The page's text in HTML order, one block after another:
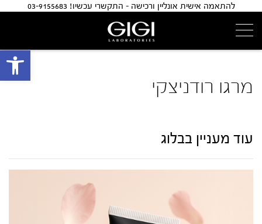
להתאמה אישית אונליין ורכישה - התקשרי עכשיו! 03-9155683
מרגו רודניצקי
עוד מעניין בבלוג